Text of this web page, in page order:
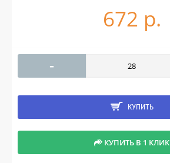
672 р.
-
КУПИТЬ
КУПИТЬ В 1 КЛИК